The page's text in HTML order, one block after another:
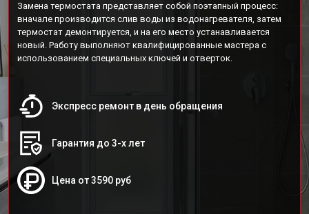
Замена термостата представляет собой поэтапный процесс:
вначале производится слив воды из водонагревателя, затем
термостат демонтируется, и на его место устанавливается
новый. Работу выполняют квалифицированные мастера с
использованием специальных ключей и отверток.
Экспресс ремонт в день обращения
Гарантия до 3-х лет
Цена от 3590 руб